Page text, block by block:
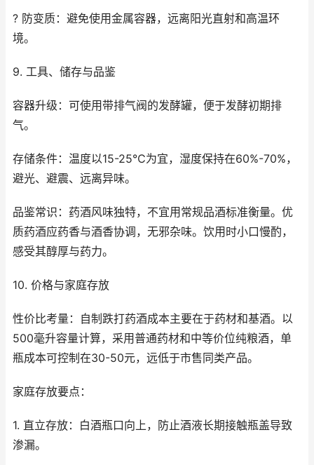
? 防变质：避免使用金属容器，远离阳光直射和高温环
境。
9. 工具、储存与品鉴
容器升级：可使用带排气阀的发酵罐，便于发酵初期排
气。
存储条件：温度以15-25℃为宜，湿度保持在60%-70%，
避光、避震、远离异味。
品鉴常识：药酒风味独特，不宜用常规品酒标准衡量。优
质药酒应药香与酒香协调，无邪杂味。饮用时小口慢酌，
感受其醇厚与药力。
10. 价格与家庭存放
性价比考量：自制跌打药酒成本主要在于药材和基酒。以
500毫升容量计算，采用普通药材和中等价位纯粮酒，单
瓶成本可控制在30-50元，远低于市售同类产品。
家庭存放要点：
1. 直立存放：白酒瓶口向上，防止酒液长期接触瓶盖导致
渗漏。